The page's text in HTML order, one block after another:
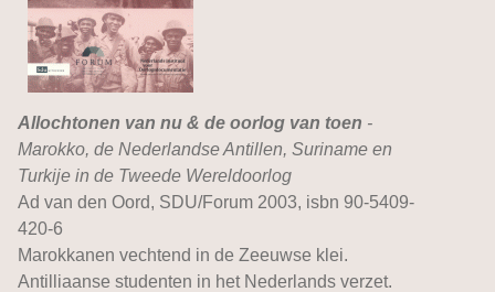
Allochtonen van nu & de oorlog van toen -
Marokko, de Nederlandse Antillen, Suriname en
Turkije in de Tweede Wereldoorlog
Ad van den Oord, SDU/Forum 2003, isbn 90-5409-
420-6
Marokkanen vechtend in de Zeeuwse klei.
Antilliaanse studenten in het Nederlands verzet.